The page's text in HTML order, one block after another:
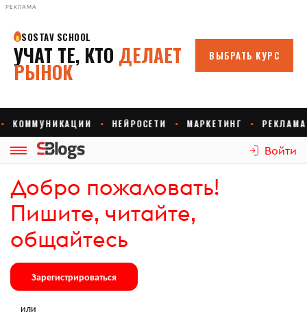
РЕКЛАМА
Войти
Добро пожаловать!
Пишите, читайте,
общайтесь
Зарегистрироваться
или